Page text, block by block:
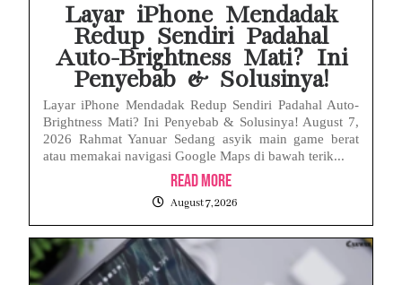
Layar iPhone Mendadak
Redup Sendiri Padahal
Auto-Brightness Mati? Ini
Penyebab & Solusinya!
Layar iPhone Mendadak Redup Sendiri Padahal Auto-
Brightness Mati? Ini Penyebab & Solusinya! August 7,
2026 Rahmat Yanuar Sedang asyik main game berat
atau memakai navigasi Google Maps di bawah terik...
Read More
August 7, 2026